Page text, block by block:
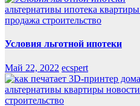
альтернативы ипотека квартиры
продажа строительство
Условия льготной ипотеки
Май 22, 2022 ecspert
альтернативы квартиры новости
строительство